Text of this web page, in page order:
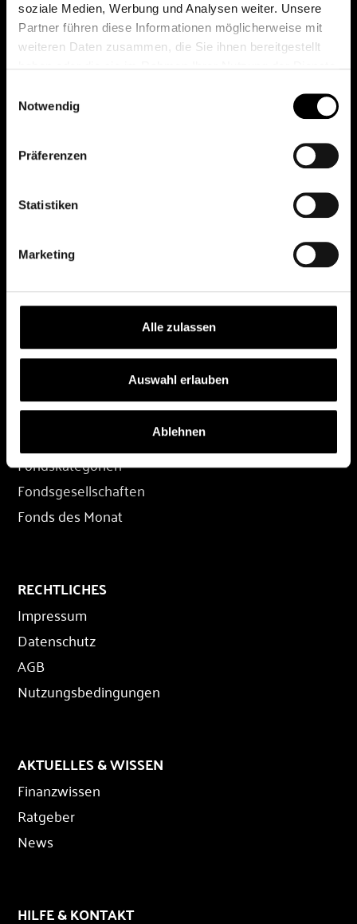
soziale Medien, Werbung und Analysen weiter. Unsere
Partner führen diese Informationen möglicherweise mit
weiteren Daten zusammen, die Sie ihnen bereitgestellt
Notwendig
Präferenzen
Statistiken
Marketing
Alle zulassen
Auswahl erlauben
Ablehnen
Das erste Depot in Österreich mit 0€ Kontoführung,
0€ Ausgabeaufschlag und 0€ Depotgebühren bei
knapp 2000 Fonds und 0€ Orderspesen.
All rights reserved.
Depot eröffnen
Depot übertragen
Konditionen
FONDS
Fondskategorien
Fondsgesellschaften
Fonds des Monat
RECHTLICHES
Impressum
Datenschutz
AGB
Nutzungsbedingungen
AKTUELLES & WISSEN
Finanzwissen
Ratgeber
News
HILFE & KONTAKT